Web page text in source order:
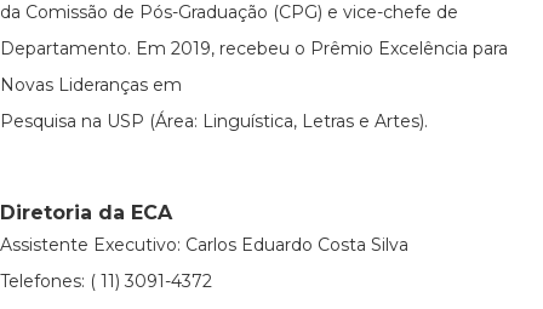
da Comissão de Pós-Graduação (CPG) e vice-chefe de
Departamento. Em 2019, recebeu o Prêmio Excelência para
Novas Lideranças em
Pesquisa na USP (Área: Linguística, Letras e Artes).
Diretoria da ECA
Assistente Executivo: Carlos Eduardo Costa Silva
Telefones: ( 11) 3091-4372